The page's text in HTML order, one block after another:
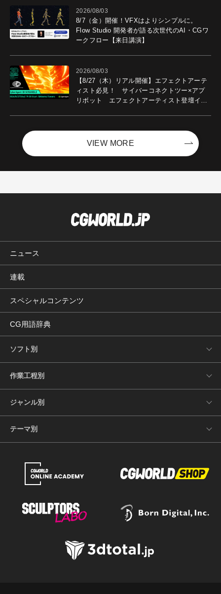
2026/08/03
8/7（金）開催！VFXはよりシンプルに。
Flow Studio 開発者が語る次世代のAI・CGワ
ークフロー【来日講演】
2026/08/03
【8/27（木）リアル開催】エフェクトアーテ
ィスト必見！ サイバーコネクトツー×アプ
リボット エフェクトアーティスト登壇イベ
VIEW MORE
ニュース
連載
スペシャルコンテンツ
CG用語辞典
ソフト別
作業工程別
ジャンル別
テーマ別